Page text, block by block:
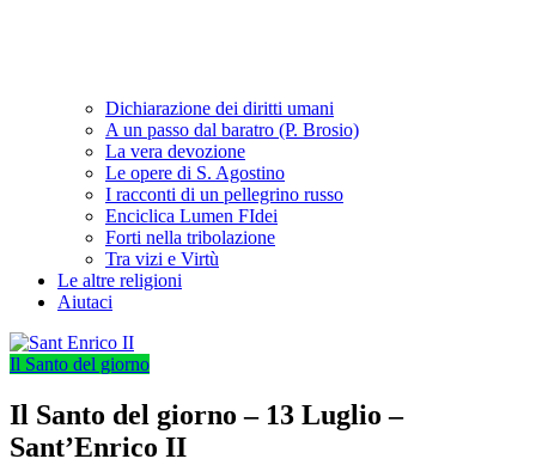
Dichiarazione dei diritti umani
A un passo dal baratro (P. Brosio)
La vera devozione
Le opere di S. Agostino
I racconti di un pellegrino russo
Enciclica Lumen FIdei
Forti nella tribolazione
Tra vizi e Virtù
Le altre religioni
Aiutaci
Il Santo del giorno
Il Santo del giorno – 13 Luglio –
Sant’Enrico II